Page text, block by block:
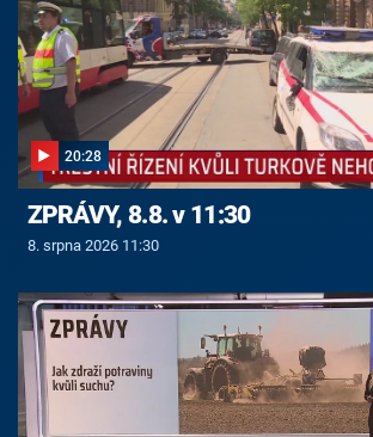
20:28
ZPRÁVY, 8.8. v 11:30
8. srpna 2026 11:30